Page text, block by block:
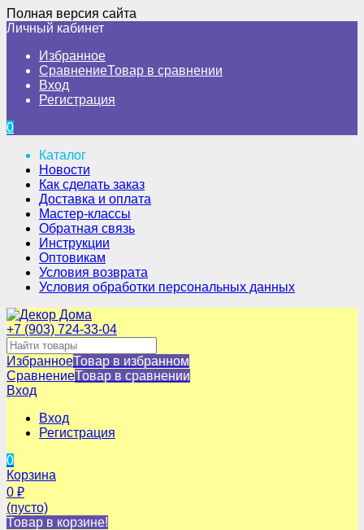
Полная версия сайта
Личный кабинет
Избранное
СравнениеТовар в сравнении
Вход
Регистрация
0
Каталог
Новости
Как сделать заказ
Доставка и оплата
Мастер-классы
Обратная связь
Инструкции
Оптовикам
Условия возврата
Условия обработки персональных данных
+7 (903) 724-33-04
ИзбранноеТовар в избранном
СравнениеТовар в сравнении
Вход
Вход
Регистрация
0
Корзина
0 ₽
(пусто)
Товар в корзине!